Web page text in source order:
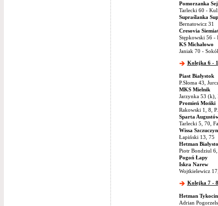
Pomorzanka
Tarlecki 60 -
Supraślanka
Bernatowicz 31
Cresovia
Stępkowski 56 -
KS Michałowo
Janiak 70 -
Kolejka 6 -
Piast Białystok
P.Słoma 43,
MKS Mielnik
Jarzynka 53 (k),
Promień Mońki
Rakowski 1, 8,
Sparta
Tarlecki 5, 70,
Wissa Szczuczyn
Łapiński 13, 75
Hetman
Piotr Bondziul
Pogoń Łapy
Iskra Narew
Wojtkielewicz
Kolejka 7 -
Hetman Tykocin
Adrian